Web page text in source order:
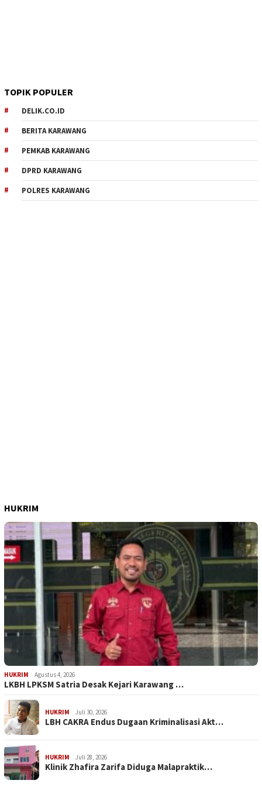
TOPIK POPULER
DELIK.CO.ID
BERITA KARAWANG
PEMKAB KARAWANG
DPRD KARAWANG
POLRES KARAWANG
HUKRIM
HUKRIM Agustus 4, 2026
LKBH LPKSM Satria Desak Kejari Karawang …
HUKRIM Juli 30, 2026
LBH CAKRA Endus Dugaan Kriminalisasi Akt…
HUKRIM Juli 28, 2026
Klinik Zhafira Zarifa Diduga Malapraktik…